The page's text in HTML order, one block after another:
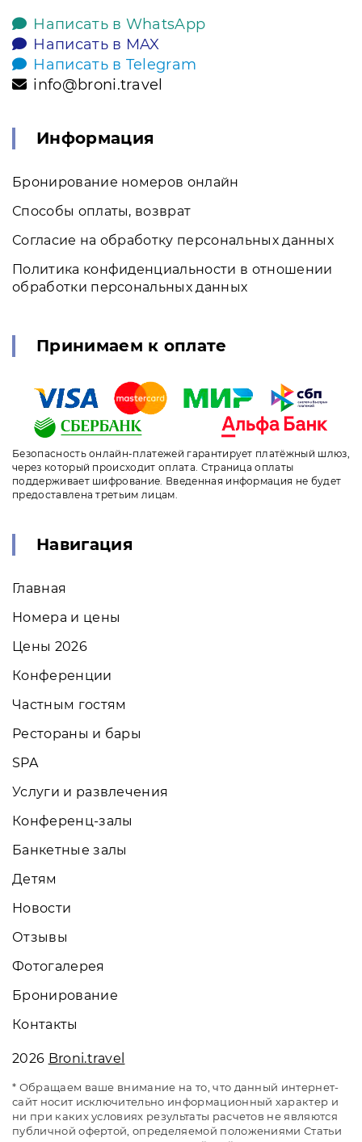
Написать в WhatsApp
Написать в MAX
Написать в Telegram
info@broni.travel
Информация
Бронирование номеров онлайн
Способы оплаты, возврат
Согласие на обработку персональных данных
Политика конфиденциальности в отношении
обработки персональных данных
Принимаем к оплате
Безопасность онлайн-платежей гарантирует платёжный шлюз,
через который происходит оплата. Страница оплаты
поддерживает шифрование. Введенная информация не будет
предоставлена третьим лицам.
Навигация
Главная
Номера и цены
Цены 2026
Конференции
Частным гостям
Рестораны и бары
SPA
Услуги и развлечения
Конференц-залы
Банкетные залы
Детям
Новости
Отзывы
Фотогалерея
Бронирование
Контакты
2026 Broni.travel
* Обращаем ваше внимание на то, что данный интернет-
сайт носит исключительно информационный характер и
ни при каких условиях результаты расчетов не являются
публичной офертой, определяемой положениями Статьи